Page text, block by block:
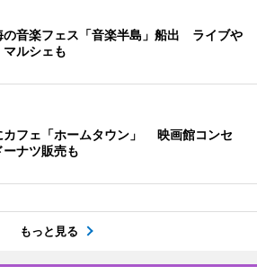
の音楽フェス「音楽半島」船出 ライブや
ルシェも
カフェ「ホームタウン」 映画館コンセ
ーナツ販売も
もっと見る